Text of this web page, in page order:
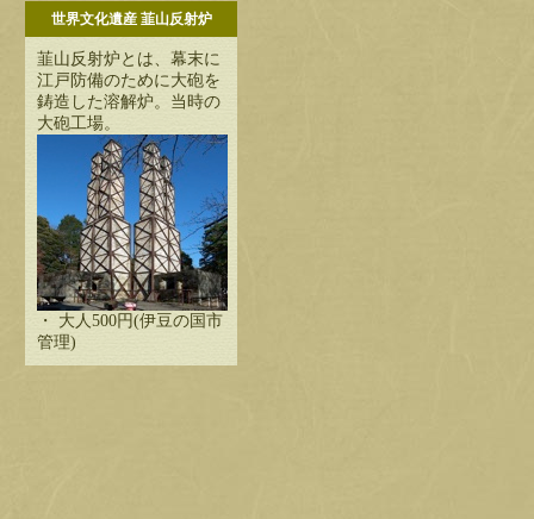
世界文化遺産 韮山反射炉
韮山反射炉とは、幕末に
江戸防備のために大砲を
鋳造した溶解炉。当時の
大砲工場。
・ 大人500円(伊豆の国市
管理)